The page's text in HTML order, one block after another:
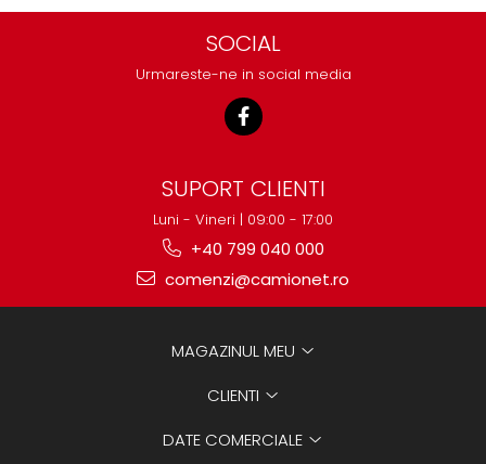
SOCIAL
Urmareste-ne in social media
SUPORT CLIENTI
Luni - Vineri | 09:00 - 17:00
+40 799 040 000
comenzi@camionet.ro
MAGAZINUL MEU
CLIENTI
DATE COMERCIALE